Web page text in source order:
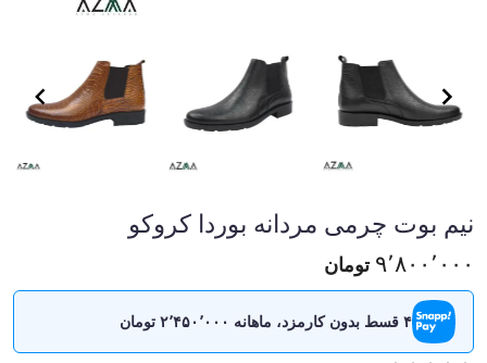
نیم بوت چرمی مردانه بوردا کروکو
۹٬۸۰۰٬۰۰۰ تومان
۴ قسط بدون کارمزد، ماهانه ۲٬۴۵۰٬۰۰۰ تومان